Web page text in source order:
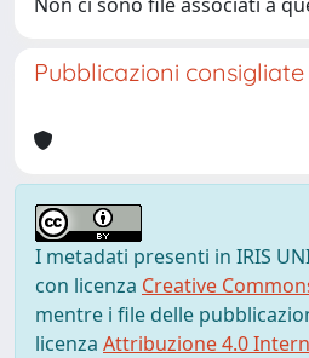
Pubblicazioni consigliate
I metadati presenti in IRIS
con licenza Creative
mentre i file delle
licenza Attribuzione 4.0